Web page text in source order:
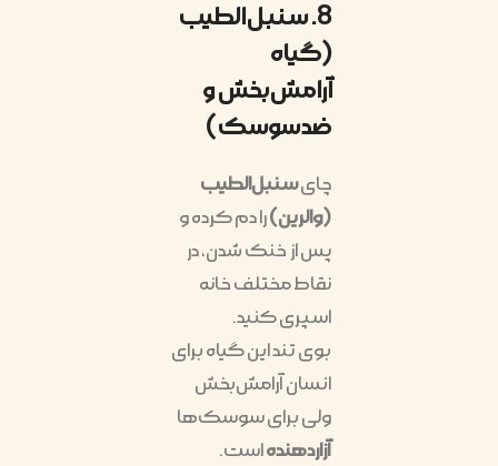
8. سنبل‌الطیب
(گیاه
آرامش‌بخش و
ضدسوسک)
چایسنبل‌الطیب
(والرین)را دم کرده و
پس از خنک شدن، در
نقاط مختلف خانه
اسپری کنید.
بوی تند این گیاه برای
انسان آرامش‌بخش
ولی برای سوسک‌ها
آزاردهندهاست.